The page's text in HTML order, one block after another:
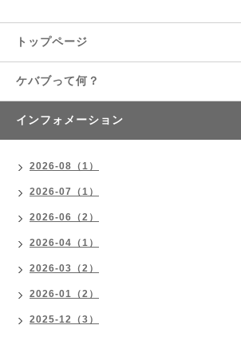
トップページ
ケバブって何？
インフォメーション
2026-08（1）
2026-07（1）
2026-06（2）
2026-04（1）
2026-03（2）
2026-01（2）
2025-12（3）